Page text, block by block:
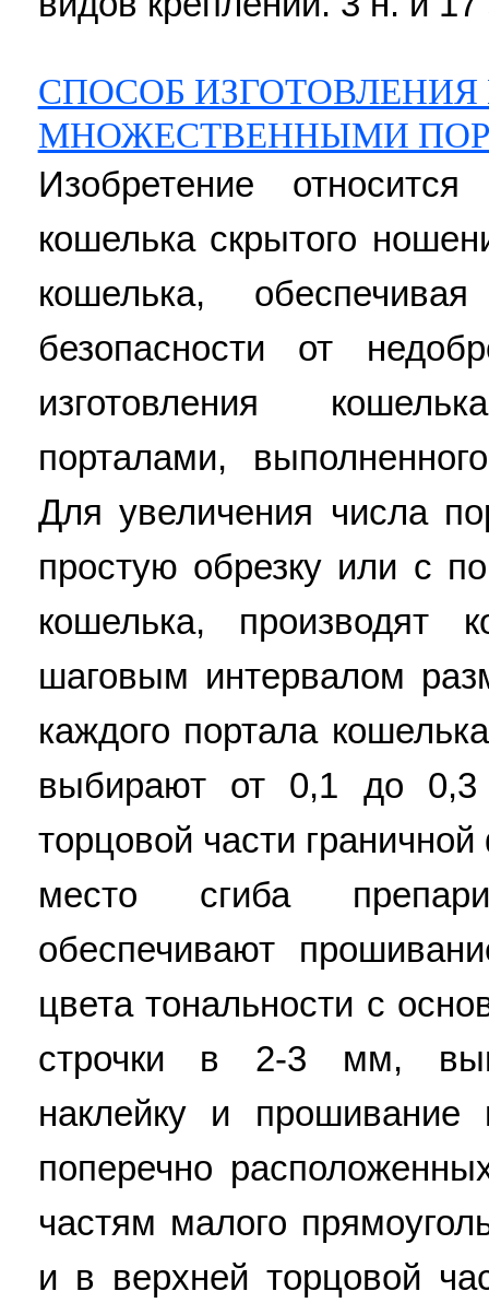
СПОСОБ
МНОЖЕСТВЕННЫМИ
Изобретение
кошелька скрытого
кошелька,
безопасности от
изготовления
порталами,
Для увеличения числа
простую обрезку или с
кошелька, производят
шаговым интервалом
каждого портала
выбирают от 0,1 до 0,3
торцовой части
место сгиба
обеспечивают
цвета тональности с
строчки в 2-3 мм,
наклейку и прошивание
поперечно
частям малого
и в верхней торцовой